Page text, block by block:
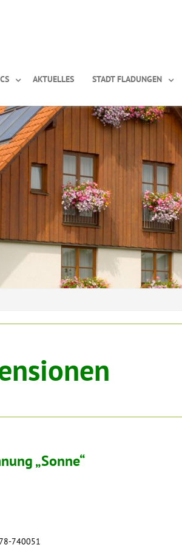
AKTUELLES STADT FLADUNGEN
„Sonne“
740051